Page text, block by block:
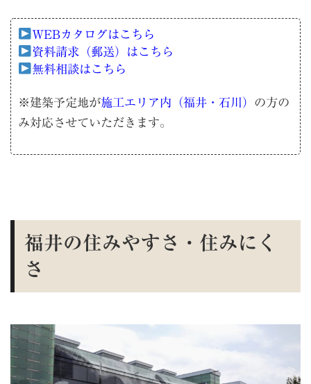
WEBカタログはこちら
資料請求（郵送）はこちら
無料相談はこちら
※建築予定地が施工エリア内（福井・石川） の方の
み対応させていただきます。
福井の住みやすさ・住みにく
さ